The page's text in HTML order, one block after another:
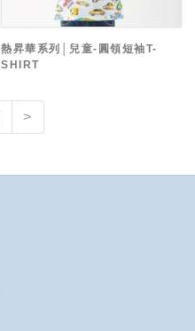
熱昇華系列│兒童-圓領短袖T-
SHIRT
>